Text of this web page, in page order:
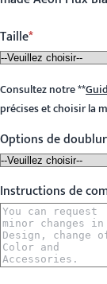
Taille
Consultez notre**
précises et choisir la
Options de
Instructions de